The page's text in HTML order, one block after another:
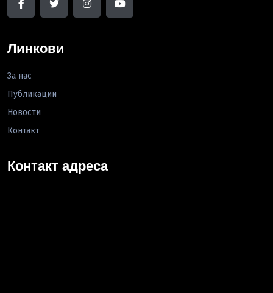
Линкови
За нас
Публикации
Новости
Контакт
Контакт адреса